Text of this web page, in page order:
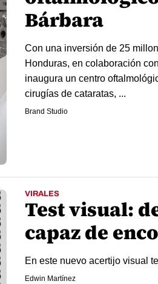
Bárbara
Con una inversión de 25
Honduras, en colaboración
inaugura un centro
cirugías de cataratas, ...
Brand Studio
VIRALES
Test visual:
capaz de
En este nuevo acertijo visual
Edwin Martínez